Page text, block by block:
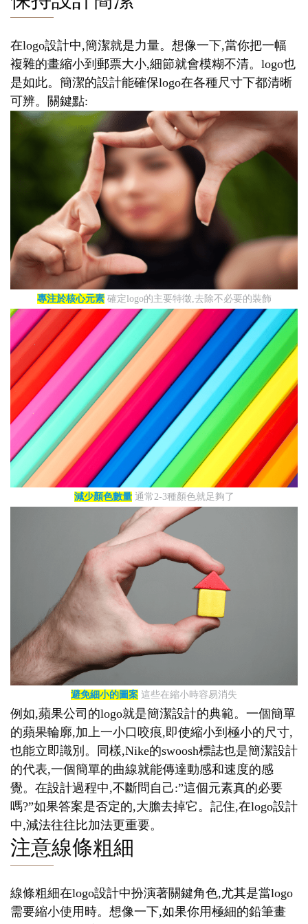
在logo設計中,簡潔就是力量。想像一下,當你把一幅
複雜的畫縮小到郵票大小,細節就會模糊不清。logo也
是如此。簡潔的設計能確保logo在各種尺寸下都清晰
可辨。關鍵點:
專注於核心元素確定logo的主要特徵,去除不必要的裝飾
減少顏色數量通常2-3種顏色就足夠了
避免細小的圖案 這些在縮小時容易消失
例如,蘋果公司的logo就是簡潔設計的典範。一個簡單
的蘋果輪廓,加上一小口咬痕,即使縮小到極小的尺寸,
也能立即識別。同樣,Nike的swoosh標誌也是簡潔設計
的代表,一個簡單的曲線就能傳達動感和速度的感
覺。在設計過程中,不斷問自己:”這個元素真的必要
嗎?”如果答案是否定的,大膽去掉它。記住,在logo設計
中,減法往往比加法更重要。
注意線條粗細
線條粗細在logo設計中扮演著關鍵角色,尤其是當logo
需要縮小使用時。想像一下,如果你用極細的鉛筆畫